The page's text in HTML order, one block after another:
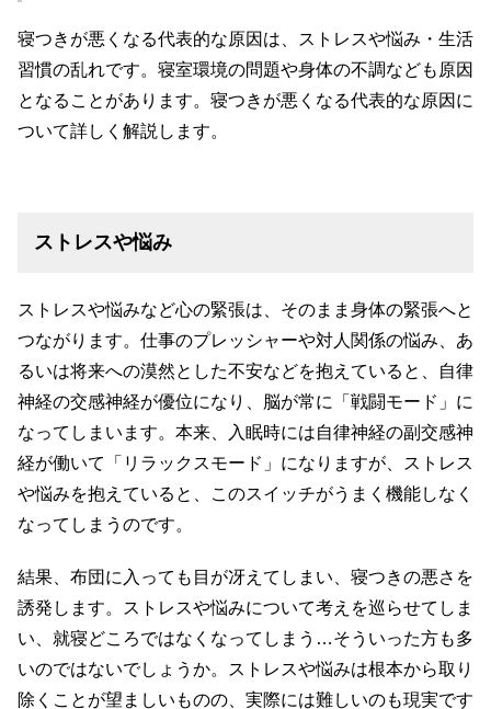
寝つきが悪くなる代表的な原因は、ストレスや悩み・生活
習慣の乱れです。寝室環境の問題や身体の不調なども原因
となることがあります。寝つきが悪くなる代表的な原因に
ついて詳しく解説します。
ストレスや悩み
ストレスや悩みなど心の緊張は、そのまま身体の緊張へと
つながります。仕事のプレッシャーや対人関係の悩み、あ
るいは将来への漠然とした不安などを抱えていると、自律
神経の交感神経が優位になり、脳が常に「戦闘モード」に
なってしまいます。本来、入眠時には自律神経の副交感神
経が働いて「リラックスモード」になりますが、ストレス
や悩みを抱えていると、このスイッチがうまく機能しなく
なってしまうのです。
結果、布団に入っても目が冴えてしまい、寝つきの悪さを
誘発します。ストレスや悩みについて考えを巡らせてしま
い、就寝どころではなくなってしまう…そういった方も多
いのではないでしょうか。ストレスや悩みは根本から取り
除くことが望ましいものの、実際には難しいのも現実です